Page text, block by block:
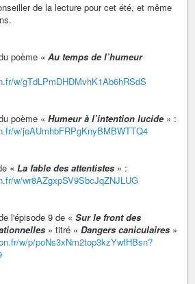
de la lecture pour cet été, et même
poème « Au temps de l’humeur
w/gTdLPmDHDMvhK1Ab6hRSdS
poème « Humeur à l’intention lucide » :
w/jeAUmhbFRPgKnyBMBWTTQ4
« La fable des attentistes » :
w/wr8AZgxpSV9SbcJqZNJLUG
l'épisode 9 de « Sur le front des
» titré « Dangers caniculaires »
w/p/poNs3xNm2top3kzYwfHBsn?